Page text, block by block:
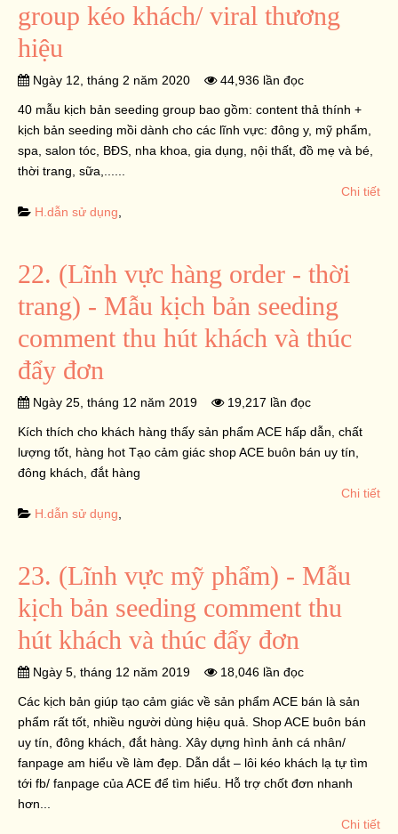
group kéo khách/ viral thương
hiệu
Ngày 12, tháng 2 năm 2020 44,936 lần đọc
40 mẫu kịch bản seeding group bao gồm: content thả thính +
kịch bản seeding mồi dành cho các lĩnh vực: đông y, mỹ phẩm,
spa, salon tóc, BĐS, nha khoa, gia dụng, nội thất, đồ mẹ và bé,
thời trang, sữa,......
Chi tiết
H.dẫn sử dụng,
22. (Lĩnh vực hàng order - thời
trang) - Mẫu kịch bản seeding
comment thu hút khách và thúc
đẩy đơn
Ngày 25, tháng 12 năm 2019 19,217 lần đọc
Kích thích cho khách hàng thấy sản phẩm ACE hấp dẫn, chất
lượng tốt, hàng hot Tạo cảm giác shop ACE buôn bán uy tín,
đông khách, đắt hàng
Chi tiết
H.dẫn sử dụng,
23. (Lĩnh vực mỹ phẩm) - Mẫu
kịch bản seeding comment thu
hút khách và thúc đẩy đơn
Ngày 5, tháng 12 năm 2019 18,046 lần đọc
Các kịch bản giúp tạo cảm giác về sản phẩm ACE bán là sản
phẩm rất tốt, nhiều người dùng hiệu quả. Shop ACE buôn bán
uy tín, đông khách, đắt hàng. Xây dựng hình ảnh cá nhân/
fanpage am hiểu về làm đẹp. Dẫn dắt – lôi kéo khách lạ tự tìm
tới fb/ fanpage của ACE để tìm hiểu. Hỗ trợ chốt đơn nhanh
hơn...
Chi tiết